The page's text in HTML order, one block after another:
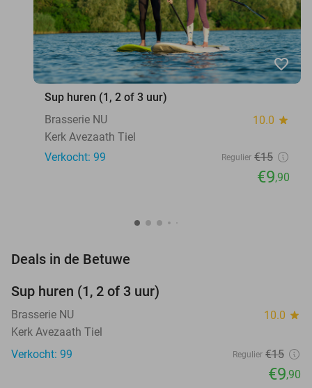
favorite_border
Sup huren (1, 2 of 3 uur)
Brasserie NU
10.0 star
Kerk Avezaath Tiel
Verkocht: 99
Regulier €15
€9,90
Deals in de Betuwe
Sup huren (1, 2 of 3 uur)
Brasserie NU 10.0 star
Kerk Avezaath Tiel
Verkocht: 99
Regulier €15
€9,90